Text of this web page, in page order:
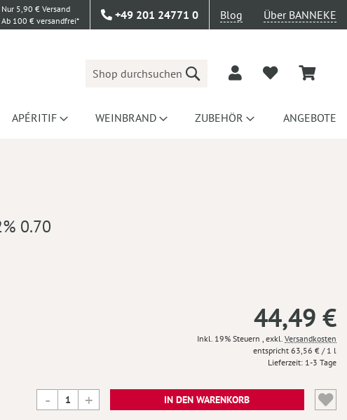
Nur 5,90 € Versand
Ab 100 € versandfrei*
+49 201 24771 0 Blog Über BANNEKE
Suche
APÉRITIF WEINBRAND ZUBEHÖR ANGEBOTE
0.70
44,49 €
Inkl. 19% Steuern , exkl. Versandkosten
63,56 € / 1 l
Lieferzeit 1-3 Tage
IN DEN WARENKORB